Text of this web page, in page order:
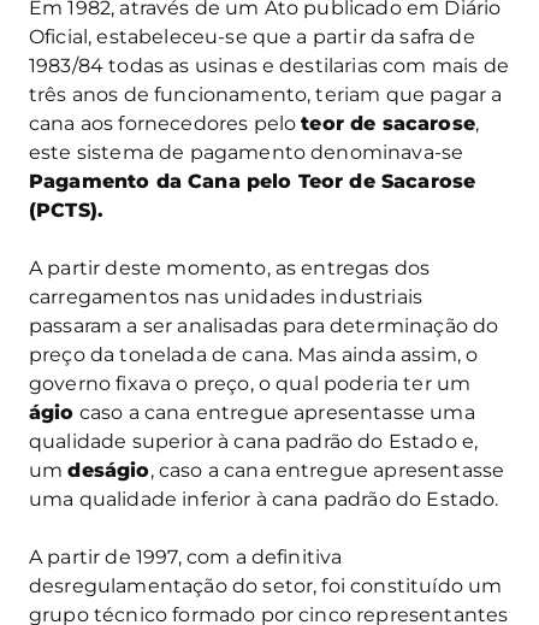
Em 1982, através de um Ato publicado em Diário
Oficial, estabeleceu-se que a partir da safra de
1983/84 todas as usinas e destilarias com mais de
três anos de funcionamento, teriam que pagar a
cana aos fornecedores peloteor de sacarose,
este sistema de pagamento denominava-se
Pagamento da Cana pelo Teor de Sacarose
(PCTS).
A partir deste momento, as entregas dos
carregamentos nas unidades industriais
passaram a ser analisadas para determinação do
preço da tonelada de cana. Mas ainda assim, o
governo fixava o preço, o qual poderia ter um
ágio caso a cana entregue apresentasse uma
qualidade superior à cana padrão do Estado e,
umdeságio, caso a cana entregue apresentasse
uma qualidade inferior à cana padrão do Estado.
A partir de 1997, com a definitiva
desregulamentação do setor, foi constituído um
grupo técnico formado por cinco representantes